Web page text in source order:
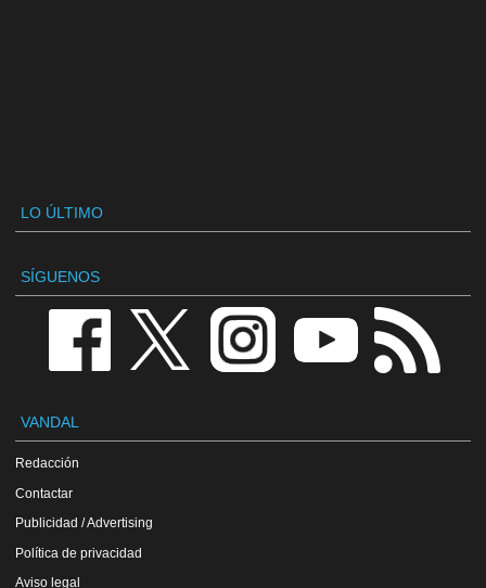
LO ÚLTIMO
SÍGUENOS
VANDAL
Redacción
Contactar
Publicidad / Advertising
Política de privacidad
Aviso legal